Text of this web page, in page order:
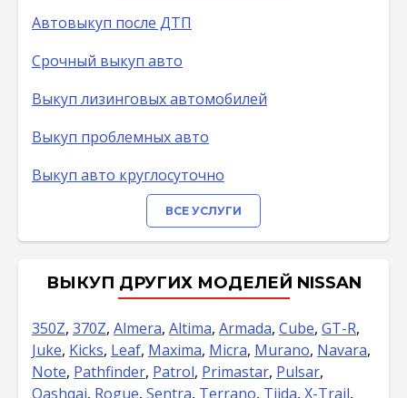
Автовыкуп после ДТП
Срочный выкуп авто
Выкуп лизинговых автомобилей
Выкуп проблемных авто
Выкуп авто круглосуточно
ВСЕ УСЛУГИ
ВЫКУП ДРУГИХ МОДЕЛЕЙ NISSAN
350Z, 370Z, Almera, Altima, Armada, Cube, GT-R,
Juke, Kicks, Leaf, Maxima, Micra, Murano, Navara,
Note, Pathfinder, Patrol, Primastar, Pulsar,
Qashqai, Rogue, Sentra, Terrano, Tiida, X-Trail,